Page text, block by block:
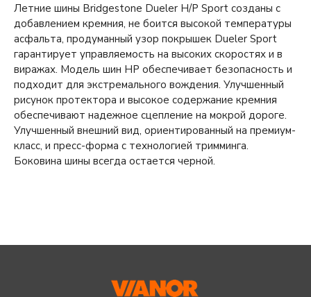
Летние шины Bridgestone Dueler H/P Sport созданы с
добавлением кремния, не боится высокой температуры
асфальта, продуманный узор покрышек Dueler Sport
гарантирует управляемость на высоких скоростях и в
виражах. Модель шин HP обеспечивает безопасность и
подходит для экстремального вождения. Улучшенный
рисунок протектора и высокое содержание кремния
обеспечивают надежное сцепление на мокрой дороге.
Улучшенный внешний вид, ориентированный на премиум-
класс, и пресс-форма с технологией тримминга.
Боковина шины всегда остается черной.